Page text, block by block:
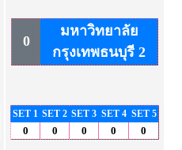
0
มหาวิทยาลัย
กรุงเทพธนบุรี 2
SET 1 SET 2 SET 3 SET 4 SET 5
0 0 0 0 0